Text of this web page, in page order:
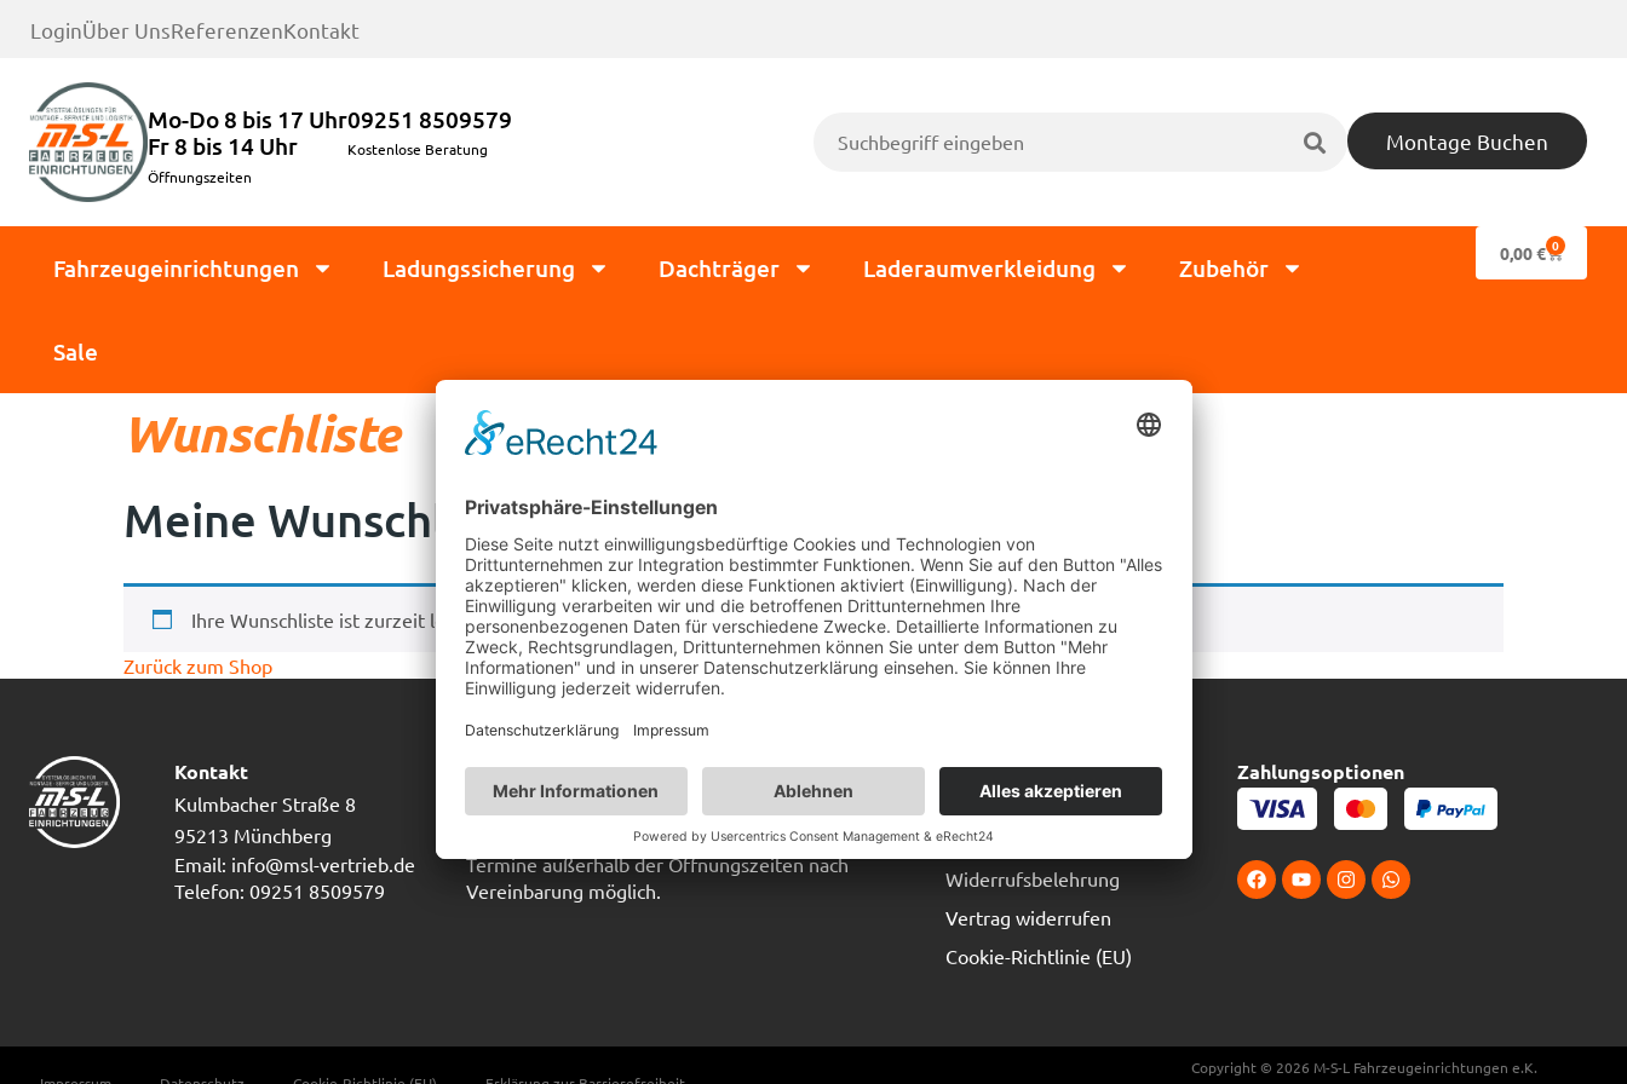
LoginÜber UnsReferenzenKontakt
Mo-Do 8 bis 17 Uhr
Fr 8 bis 14 Uhr
Öffnungszeiten
09251 8509579
Kostenlose Beratung Montage Buchen
Fahrzeugeinrichtungen Ladungssicherung Dachträger Laderaumverkleidung Zubehör
Sale
0,00€ 0
Wunschliste
Meine Wunschliste
Ihre Wunschliste ist zurzeit leer.
Zurück zum Shop
Kontakt
Kulmbacher Straße 8
95213 Münchberg
Email: info@msl-vertrieb.de
Telefon: 09251 8509579
Kundenservice
Mo-Do: 08:00 – 12:00 / 13:30 – 17:00
Freitag: 08:00 – 14:00
Termine außerhalb der Öffnungszeiten nach
Vereinbarung möglich.
Informationen
Zahlungsweisen
Versand & Lieferung
Widerrufsbelehrung
Vertrag widerrufen
Cookie-Richtlinie (EU)
Zahlungsoptionen
Copyright © 2026 M-S-L Fahrzeugeinrichtungen e.K.